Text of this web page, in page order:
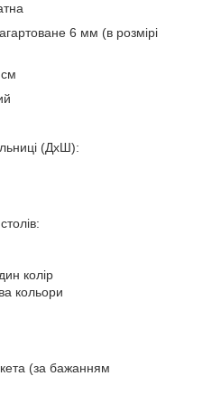
6 мм (в розмірі
(ДхШ):
колір
кольори
(за бажанням